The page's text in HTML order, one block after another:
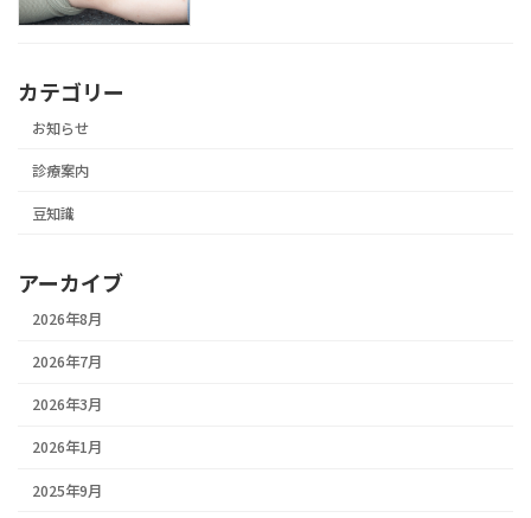
カテゴリー
お知らせ
診療案内
豆知識
アーカイブ
2026年8月
2026年7月
2026年3月
2026年1月
2025年9月